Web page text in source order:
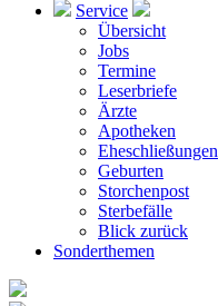
Service
Übersicht
Jobs
Termine
Leserbriefe
Ärzte
Apotheken
Eheschließungen
Geburten
Storchenpost
Sterbefälle
Blick zurück
Sonderthemen